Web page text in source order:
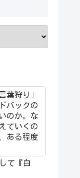
葉狩り」
バックの
のか。な
ていくの
ある程度
て『白